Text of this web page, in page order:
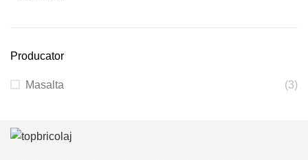
Producator
Masalta (3)